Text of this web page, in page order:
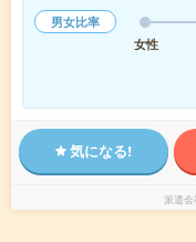
男女比率
女性
気になる!
派遣会